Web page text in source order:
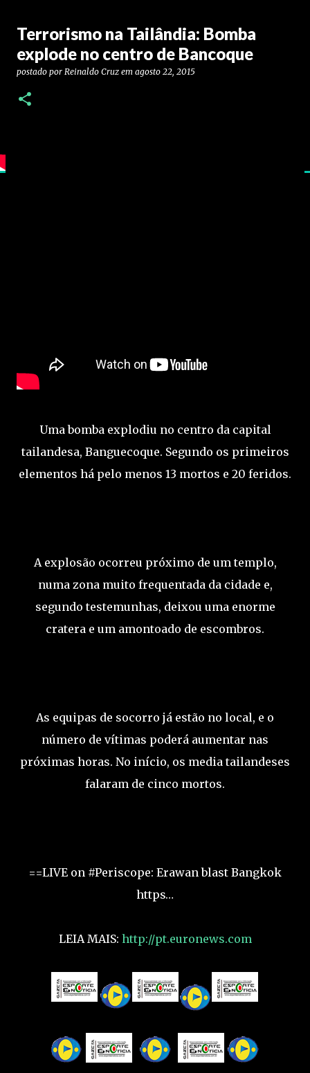
Terrorismo na Tailândia: Bomba
explode no centro de Bancoque
postado por Reinaldo Cruz em agosto 22, 2015
Uma bomba explodiu no centro da capital
tailandesa, Banguecoque. Segundo os primeiros
elementos há pelo menos 13 mortos e 20 feridos.
A explosão ocorreu próximo de um templo,
numa zona muito frequentada da cidade e,
segundo testemunhas, deixou uma enorme
cratera e um amontoado de escombros.
As equipas de socorro já estão no local, e o
número de vítimas poderá aumentar nas
próximas horas. No início, os media tailandeses
falaram de cinco mortos.
==LIVE on #Periscope: Erawan blast Bangkok
https…
LEIA MAIS: http://pt.euronews.com